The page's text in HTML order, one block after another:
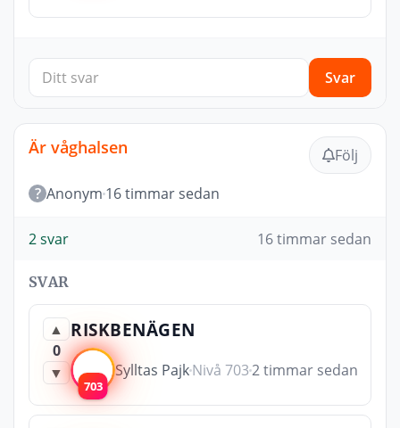
Svar
Är våghalsen
Följ
? Anonym 16 timmar sedan
2 svar 16 timmar sedan
SVAR
▲
0
▼
RISKBENÄGEN
703
Sylltas PajkNivå 7032 timmar sedan